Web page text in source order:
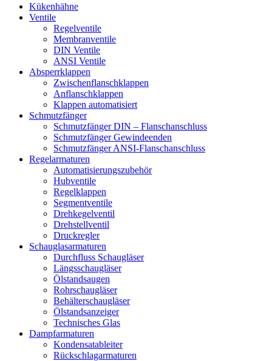
Kükenhähne
Ventile
Regelventile
Membranventile
DIN Ventile
ANSI Ventile
Absperrklappen
Zwischenflanschklappen
Anflanschklappen
Klappen automatisiert
Schmutzfänger
Schmutzfänger DIN – Flanschanschluss
Schmutzfänger Gewindeenden
Schmutzfänger ANSI-Flanschanschluss
Regelarmaturen
Automatisierungszubehör
Hubventile
Regelklappen
Segmentventile
Drehkegelventil
Drehstellventil
Druckregler
Schauglas­armaturen
Durchfluss Schaugläser
Längsschaugläser
Ölstandsaugen
Rohrschaugläser
Behälterschaugläser
Ölstandsanzeiger
Technisches Glas
Dampfarmaturen
Kondensatableiter
Rückschlagarmaturen